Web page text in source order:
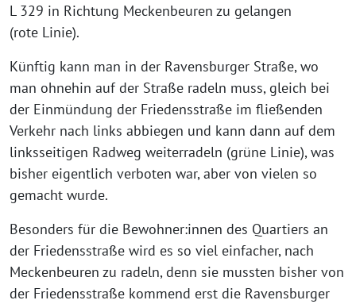
L 329 in Richtung Meckenbeuren zu gelan­gen
(rote Linie).
Künftig kann man in der Ravensburger Straße, wo
man ohne­hin auf der Straße radeln muss, gleich bei
der Einmündung der Friedensstraße im flie­ßen­den
Verkehr nach links abbie­gen und kann dann auf dem
links­sei­ti­gen Radweg wei­ter­ra­deln (grü­ne Linie), was
bis­her eigent­lich ver­bo­ten war, aber von vie­len so
gemacht wurde.
Besonders für die Bewohner:innen des Quartiers an
der Friedensstraße wird es so viel ein­fa­cher, nach
Meckenbeuren zu radeln, denn sie muss­ten bis­her von
der Friedensstraße kom­mend erst die Ravensburger